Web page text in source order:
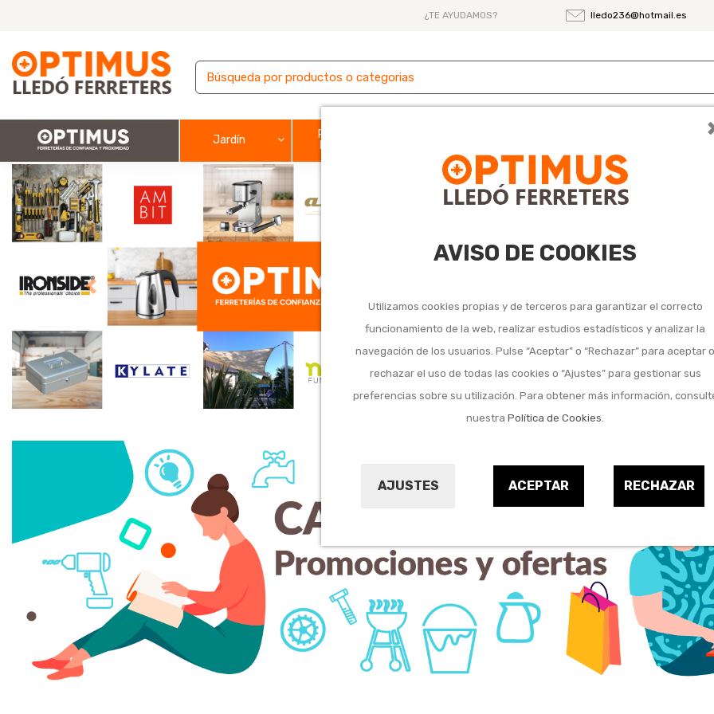
AVISO DE COOKIES
Utilizamos cookies propias y de terceros para garantizar el correcto
funcionamiento de la web, realizar estudios estadísticos y analizar la
navegación de los usuarios. Pulse “Aceptar” o “Rechazar” para aceptar
rechazar el uso de todas las cookies o “Ajustes” para gestionar sus
preferencias sobre su utilización. Para obtener más información,
nuestraPolítica de Cookies
AJUSTES ACEPTAR RECHAZAR
¿TE AYUDAMOS? lledo236@hotmail.es
Jardín
Pintura y
Previous